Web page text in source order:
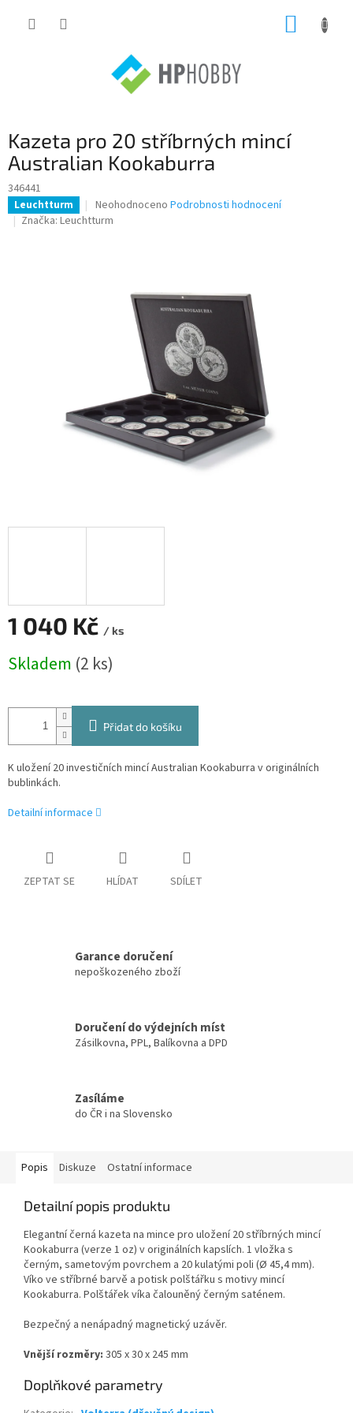
Kazeta pro 20 stříbrných mincí
Australian Kookaburra
346441
Leuchtturm
Průměrné
hodnocení
hvězdiček.
Neohodnoceno Podrobnosti hodnocení
Značka: Leuchtturm
1 040 Kč / ks
cena:
Skladem (2 ks)
Přidat do košíku
K uložení 20 investičních mincí Australian Kookaburra v originálních
bublinkách.
Detailní informace
ZEPTAT SE HLÍDAT SDÍLET
Garance doručení
nepoškozeného zboží
Doručení do výdejních míst
Zásilkovna, PPL, Balíkovna a DPD
Zasíláme
do ČR i na Slovensko
Popis Diskuze Ostatní informace
Detailní popis produktu
Elegantní černá kazeta na mince pro uložení 20 stříbrných mincí
Kookaburra (verze 1 oz) v originálních kapslích. 1 vložka s
černým, sametovým povrchem a 20 kulatými poli (Ø 45,4 mm).
Víko ve stříbrné barvě a potisk polštářku s motivy mincí
Kookaburra. Polštářek víka čalouněný černým saténem.
Bezpečný a nenápadný magnetický uzávěr.
Vnější rozměry: 305 x 30 x 245 mm
Doplňkové parametry